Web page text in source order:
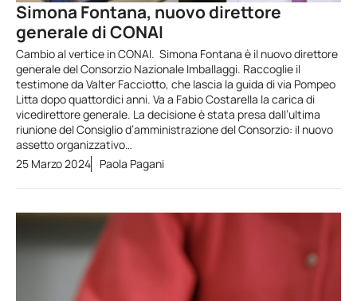
Simona Fontana, nuovo direttore
generale di CONAI
Cambio al vertice in CONAI. Simona Fontana è il nuovo direttore
generale del Consorzio Nazionale Imballaggi. Raccoglie il
testimone da Valter Facciotto, che lascia la guida di via Pompeo
Litta dopo quattordici anni. Va a Fabio Costarella la carica di
vicedirettore generale. La decisione è stata presa dall’ultima
riunione del Consiglio d’amministrazione del Consorzio: il nuovo
assetto organizzativo…
25 Marzo 2024
Paola Pagani